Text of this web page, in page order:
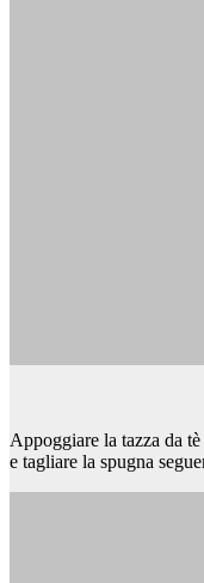
Appoggiare la tazza da
e tagliare la spugna